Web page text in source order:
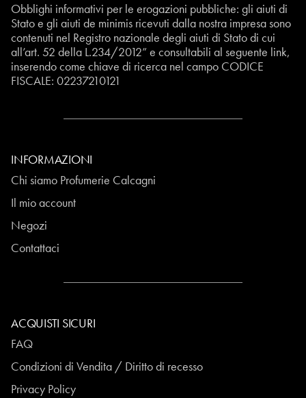
Obblighi informativi per le erogazioni pubbliche: gli aiuti di
Stato e gli aiuti de minimis ricevuti dalla nostra impresa sono
contenuti nel Registro nazionale degli aiuti di Stato di cui
all’art. 52 della L.234/2012” e consultabili al seguente link,
inserendo come chiave di ricerca nel campo CODICE
FISCALE: 02237210121
INFORMAZIONI
Chi siamo Profumerie Calcagni
Il mio account
Negozi
Contattaci
ACQUISTI SICURI
FAQ
Condizioni di Vendita / Diritto di recesso
Privacy Policy